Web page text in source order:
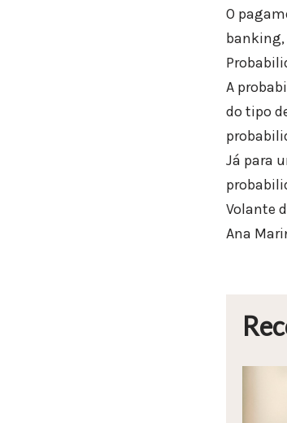
O
banking,
A
do tipo
Já para
Volante
Ana